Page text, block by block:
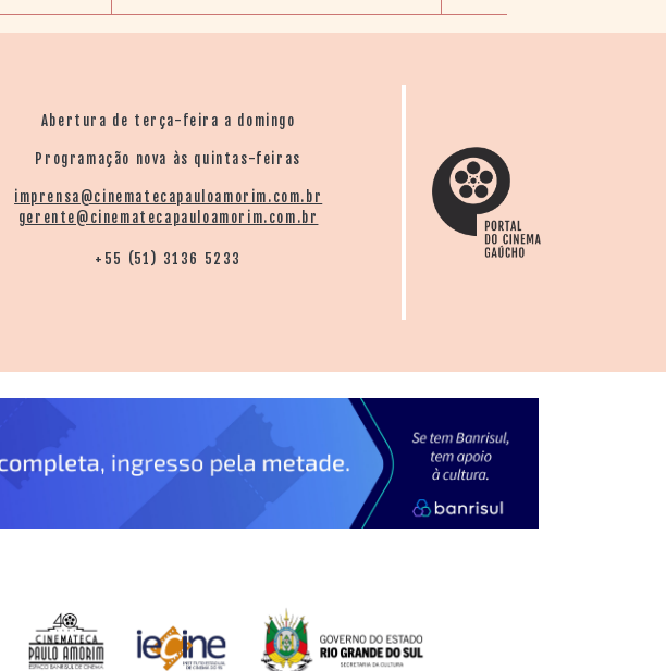
Abertura de terça-feira a domingo
Programação nova às quintas-feiras
imprensa@cinematecapauloamorim.com.br
gerente@cinematecapauloamorim.com.br
+55 (51) 3136 5233